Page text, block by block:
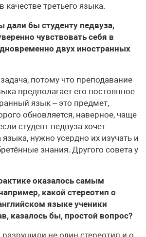
качестве третьего языка.
дали бы студенту педвуза,
чувствовать себя в
двух иностранных
потому что преподавание
предполагает его постоянное
язык – это предмет,
обновляется, наверное, чаще
студент педвуза хочет
языка, нужно усердно их изучать и
знания. Другого совета у
оказалось самым
какой стереотип о
языке ученики
казалось бы, простой вопрос?
не один стереотип и о